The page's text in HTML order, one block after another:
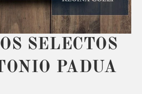
SELECTOS
PADUA